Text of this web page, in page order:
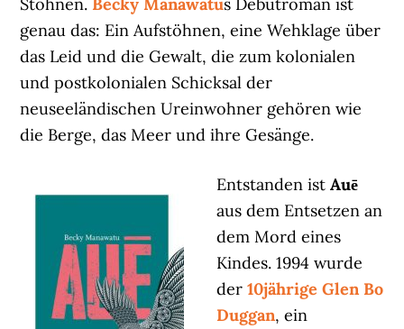
genau das: Ein Aufstöhnen, eine Wehklage über
das Leid und die Gewalt, die zum kolonialen
und postkolonialen Schicksal der
neuseeländischen Ureinwohner gehören wie
die Berge, das Meer und ihre Gesänge.
Entstanden istAuē
aus dem Entsetzen an
dem Mord eines
Kindes. 1994 wurde
der10jährige Glen Bo
Duggan, ein